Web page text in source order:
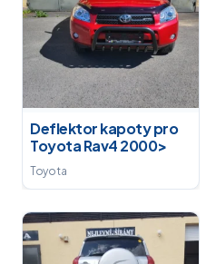
Deflektor kapoty pro
Toyota Rav4 2000>
Toyota